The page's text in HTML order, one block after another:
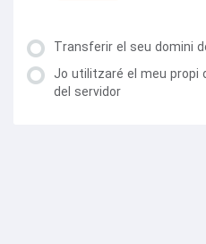
Transferir el seu domini
Jo utilitzaré el meu propi
del servidor